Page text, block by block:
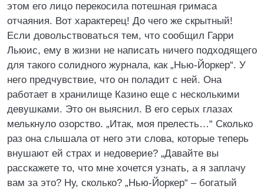
этом его лицо перекосила потешная гримаса
отчаяния. Вот характерец! До чего же скрытный!
Если довольствоваться тем, что сообщил Гарри
Льюис, ему в жизни не написать ничего подходящего
для такого солидного журнала, как „Нью-Йоркер“. У
него предчувствие, что он поладит с ней. Она
работает в хранилище Казино еще с несколькими
девушками. Это он выяснил. В его серых глазах
мелькнуло озорство. „Итак, моя прелесть…“ Сколько
раз она слышала от него эти слова, которые теперь
внушают ей страх и недоверие? „Давайте вы
расскажете то, что мне хочется узнать, а я заплачу
вам за это? Ну, сколько? „Нью-Йоркер“ – богатый